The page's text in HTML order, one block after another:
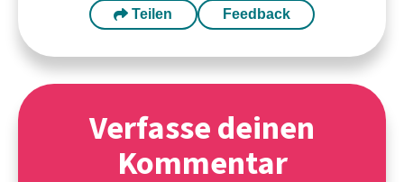
Teilen Feedback
Verfasse deinen
Kommentar